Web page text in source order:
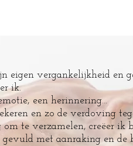
eigen vergankelijkheid en
ik.
een herinnering…
en zo de verdoving
te verzamelen, creëer ik
gevuld met aanraking en de